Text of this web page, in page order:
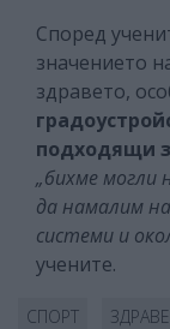
Според
значението
здравето,
подходящи
„бихме могли
да намалим
системи и
учените.
СПОРТ ЗДРАВЕ